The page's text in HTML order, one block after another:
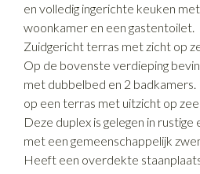
en volledig ingerichte keuken
woonkamer en een gastentoilet.
Zuidgericht terras met zicht op
Op de bovenste verdieping
met dubbelbed en 2
op een terras met uitzicht op zee
Deze duplex is gelegen in rustige
met een gemeenschappelijk
Heeft een overdekte